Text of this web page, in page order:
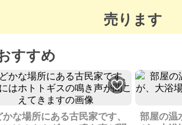
売ります
すすめ
な場所にある古民家です、
部屋の温